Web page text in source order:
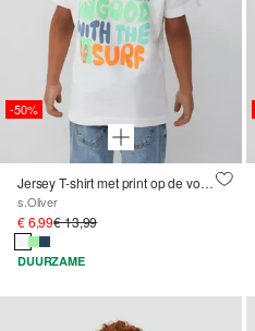
-50%
Jersey T-shirt met print op de voor- en achterkant
s.Oliver
€ 6,99€ 13,99
DUURZAME